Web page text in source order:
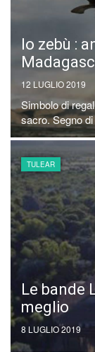
lo zebù :
12 LUGLIO 2019
Simbolo di
sacro. Segno
TULEAR
Le bande
meglio
8 LUGLIO 2019